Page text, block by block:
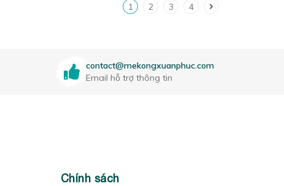
1 2 3 4
contact@mekongxuanphuc.com
Email hỗ trợ thông tin
Chính sách